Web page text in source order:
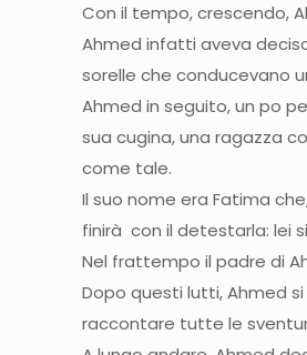
Con il tempo, crescendo,
Ahmed infatti aveva
sorelle che conducevano
Ahmed in seguito, un po
sua cugina, una ragazza
come tale.
Il suo nome era Fatima
finirà con il detestarla: lei
Nel frattempo il padre di
Dopo questi lutti, Ahmed
raccontare tutte le